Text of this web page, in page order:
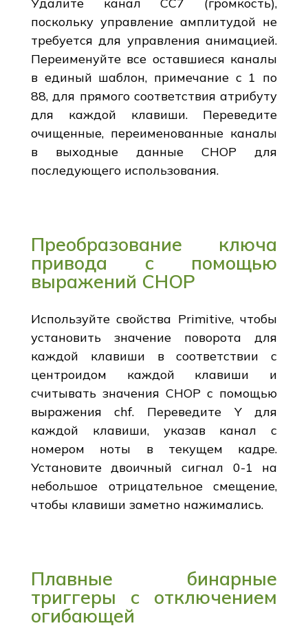
поскольку управление амплитудой не
требуется для управления анимацией.
Переименуйте все оставшиеся каналы
в единый шаблон, примечание с 1 по
88, для прямого соответствия атрибуту
для каждой клавиши. Переведите
очищенные, переименованные каналы
в выходные данные CHOP для
последующего использования.
Преобразование ключа
привода с помощью
выражений CHOP
Используйте свойства Primitive, чтобы
установить значение поворота для
каждой клавиши в соответствии с
центроидом каждой клавиши и
считывать значения CHOP с помощью
выражения chf. Переведите Y для
каждой клавиши, указав канал с
номером ноты в текущем кадре.
Установите двоичный сигнал 0-1 на
небольшое отрицательное смещение,
чтобы клавиши заметно нажимались.
Плавные бинарные
триггеры с отключением
огибающей